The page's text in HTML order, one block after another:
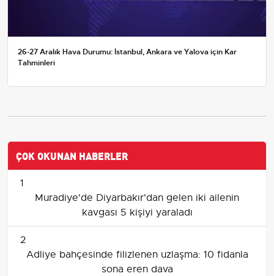
26-27 Aralık Hava Durumu: İstanbul, Ankara ve Yalova için Kar
Tahminleri
ÇOK OKUNAN HABERLER
1
Muradiye'de Diyarbakır'dan gelen iki ailenin
kavgası 5 kişiyi yaraladı
2
Adliye bahçesinde filizlenen uzlaşma: 10 fidanla
sona eren dava